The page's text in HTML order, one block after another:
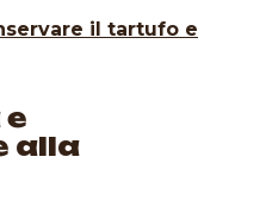
il tartufo e
alla